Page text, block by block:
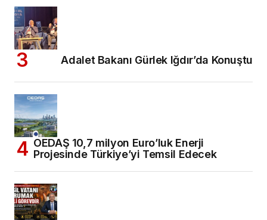
Adalet Bakanı Gürlek Iğdır’da Konuştu
OEDAŞ 10,7 milyon Euro’luk Enerji
Projesinde Türkiye’yi Temsil Edecek